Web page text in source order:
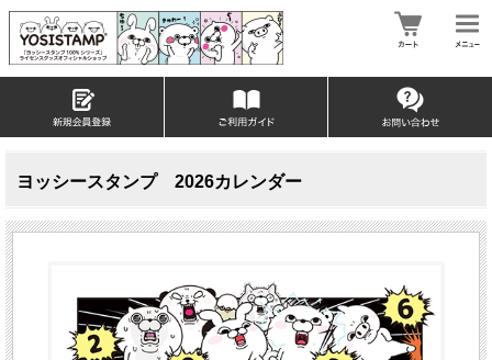
ヨッシースタンプ 2026カレンダー